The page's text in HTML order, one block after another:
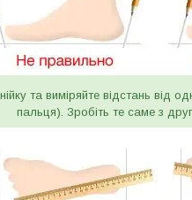
та виміряйте відстань від
пальця). Зробіть те саме з